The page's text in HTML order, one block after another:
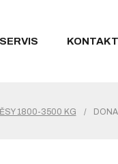
SERVIS KONTAKT
1800-3500 KG /